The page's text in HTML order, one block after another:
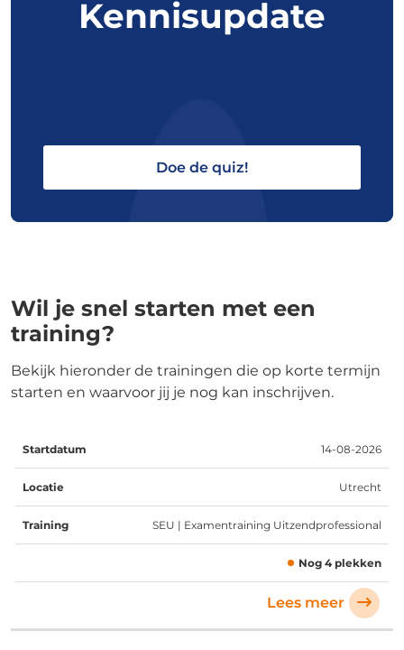
Kennisupdate
Doe de quiz!
Wil je snel starten met een
training?
Bekijk hieronder de trainingen die op korte termijn
starten en waarvoor jij je nog kan inschrijven.
Startdatum Beschikbaarheid
14-08-2026
Utrecht
SEU | Examentraining Uitzendprofessional
Nog 4 plekken
Lees meer